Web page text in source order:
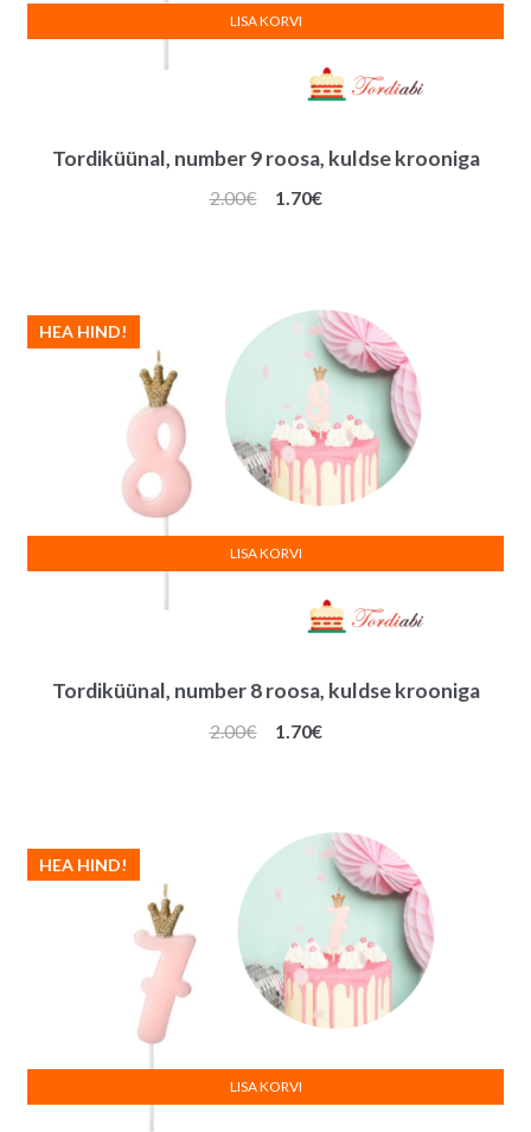
Tordiküünal, number 9 roosa, kuldse krooniga
2.00€
Algne
1.70€Praegune
LISA KORVI
Tordiküünal, number 8 roosa, kuldse krooniga
HEA HIND!
2.00€
Algne
1.70€Praegune
LISA KORVI
HEA HIND!
LISA KORVI